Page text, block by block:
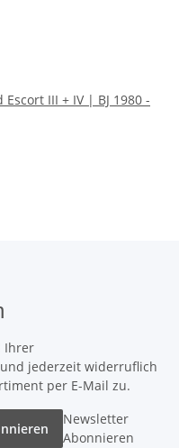
III + IV | BJ 1980 -
Ihrer
jederzeit widerruflich
per E-Mail zu.
Newsletter
Abonnieren